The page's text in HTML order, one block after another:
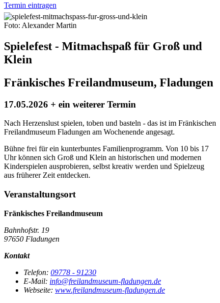
Termin eintragen
Foto: Alexander Martin
Spielefest - Mitmachspaß für Groß und
Klein
Fränkisches Freilandmuseum, Fladungen
17.05.2026 + ein weiterer Termin
Nach Herzenslust spielen, toben und basteln - das ist im Fränkischen
Freilandmuseum Fladungen am Wochenende angesagt.
Bühne frei für ein kunterbuntes Familienprogramm. Von 10 bis 17
Uhr können sich Groß und Klein an historischen und modernen
Kinderspielen ausprobieren, selbst kreativ werden und Spielzeug
aus früherer Zeit entdecken.
Veranstaltungsort
Fränkisches Freilandmuseum
Bahnhofstr. 19
97650 Fladungen
Kontakt
Telefon: 09778 - 91230
E-Mail: info@freilandmuseum-fladungen.de
Webseite: www.freilandmuseum-fladungen.de